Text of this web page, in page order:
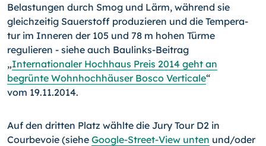
Belastungen durch Smog und Lärm, wäh­rend sie
gleichzeitig Sauerstoff produzieren und die Tempera­
tur im Inneren der 105 und 78 m hohen Türme
regulieren - siehe auch Baulinks-Beitrag
„Internationaler Hochhaus Preis 2014 geht an
begrünte Wohnhochhäuser Bosco Verticale“
vom 19.11.2014.
Auf den dritten Platz wählte die Jury Tour D2 in
Courbevoie (siehe Google-Street-View unten und/oder